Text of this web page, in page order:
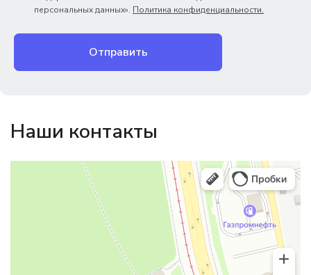
персональных данных». Политика конфиденциальности.
Отправить
Наши контакты
Магазин резинотехники
Резиновые и резинотехнические изделия в Екатеринбурге
Садовый инвентарь и техника в Екатеринбурге